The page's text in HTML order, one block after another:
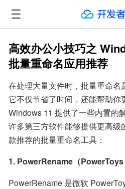
高效办公小技巧之
批量重命名应用推荐
在处理大量文件时，批量重命名
它不仅节省了时间，还能帮助你
Windows 11 提供了一些内置
许多第三方软件能够提供更高级
款推荐的批量重命名工具：
1. PowerRename（PowerToys
PowerRename 是微软